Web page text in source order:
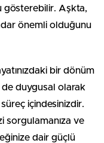
gösterebilir. Aşkta,
önemli olduğunu
bir dönüm
de duygusal olarak
içindesinizdir.
sorgulamanıza ve
dair güçlü